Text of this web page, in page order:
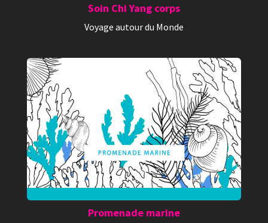
Soin Chi Yang corps
Voyage autour du Monde
Promenade marine